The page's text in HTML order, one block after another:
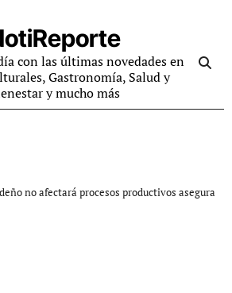
con las últimas novedades en
Gastronomía, Salud y
y mucho más
no afectará procesos productivos asegura